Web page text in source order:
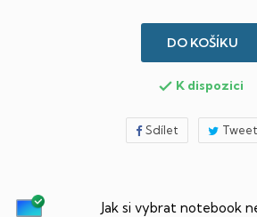
DO KOŠÍKU
 K dispozici
Sdílet Tweet
Jak si vybrat notebook